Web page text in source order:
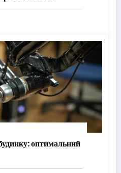
оптимальний